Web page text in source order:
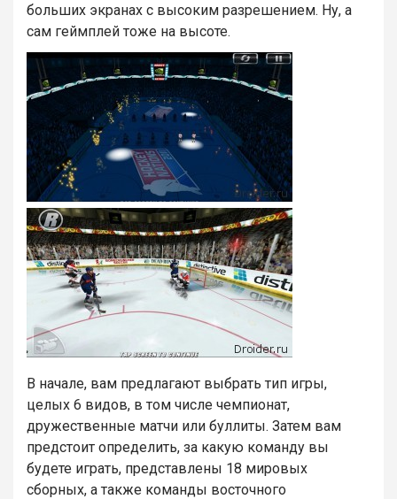
больших экранах с высоким разрешением. Ну, а
сам геймплей тоже на высоте.
В начале, вам предлагают выбрать тип игры,
целых 6 видов, в том числе чемпионат,
дружественные матчи или буллиты. Затем вам
предстоит определить, за какую команду вы
будете играть, представлены 18 мировых
сборных, а также команды восточного